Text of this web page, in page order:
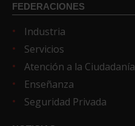
FEDERACIONES
Industria
Servicios
Atención a la Ciudadanía
Enseñanza
Seguridad Privada